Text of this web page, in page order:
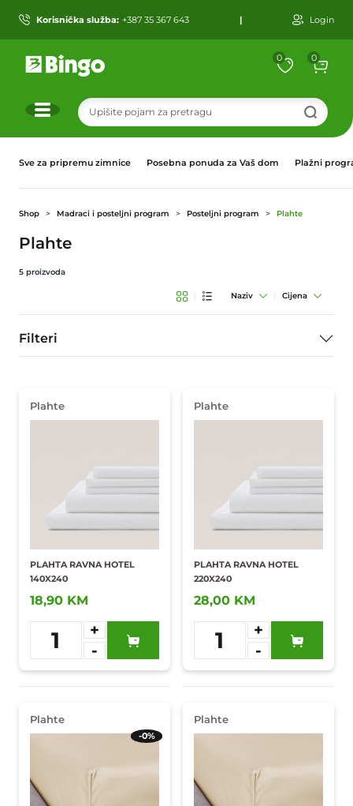
Korisnička služba: +387 35 367 643 | Login
0 0
Sve za pripremu zimnice Posebna ponuda za Vaš dom Plažni
Shop Madraci i posteljni program Posteljni program Plahte
Plahte
5 proizvoda
| Naziv | Cijena
Filteri
Plahte
PLAHTA RAVNA HOTEL
140X240
18,90 KM
1
+
-
Dodaj u
omiljene
Plahte
PLAHTA RAVNA HOTEL
220X240
28,00 KM
1
+
-
Dodaj u
omiljene
Plahte
-0%
Plahte